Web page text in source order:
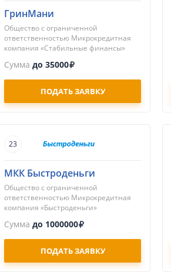
ГринМани
Общество с ограниченной
ответственностью Микрокредитная
компания «Стабильные финансы»
Сумма до 35000
ПОДАТЬ ЗАЯВКУ
23
МКК Быстроденьги
Общество с ограниченной
ответственностью Микрокредитная
компания «Быстроденьги»
Сумма до 1000000
ПОДАТЬ ЗАЯВКУ